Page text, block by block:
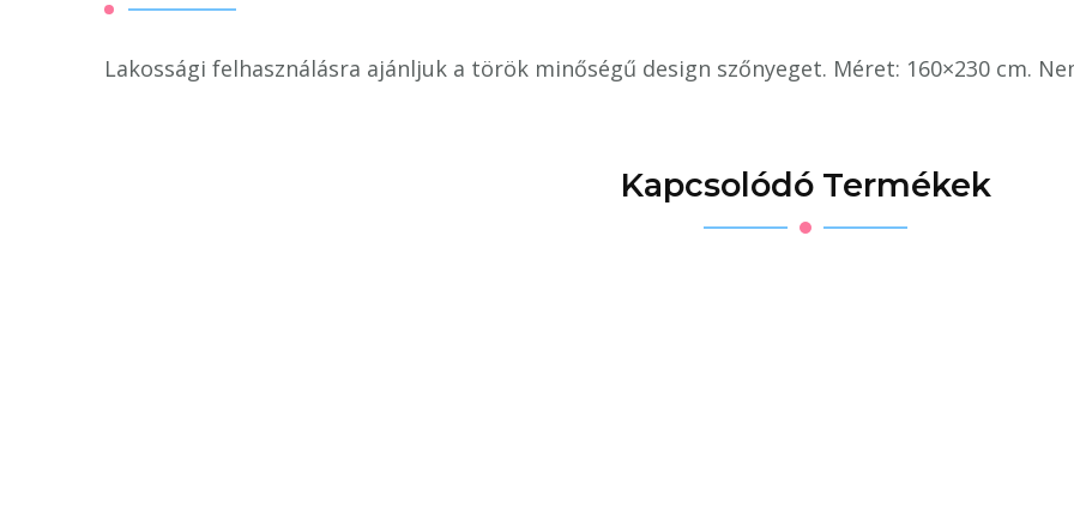
Lakossági felhasználásra ajánljuk a török minőségű design szőnyeget. Méret: 160×230 cm.
Kapcsolódó Termékek